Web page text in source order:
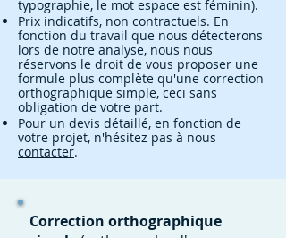
typographie, le mot espace est féminin).
Prix indicatifs, non contractuels. En
fonction du travail que nous détecterons
lors de notre analyse, nous nous
réservons le droit de vous proposer une
formule plus complète qu'une correction
orthographique simple, ceci sans
obligation de votre part.
Pour un devis détaillé, en fonction de
votre projet, n'hésitez pas à nous
contacter.
Correction orthographique